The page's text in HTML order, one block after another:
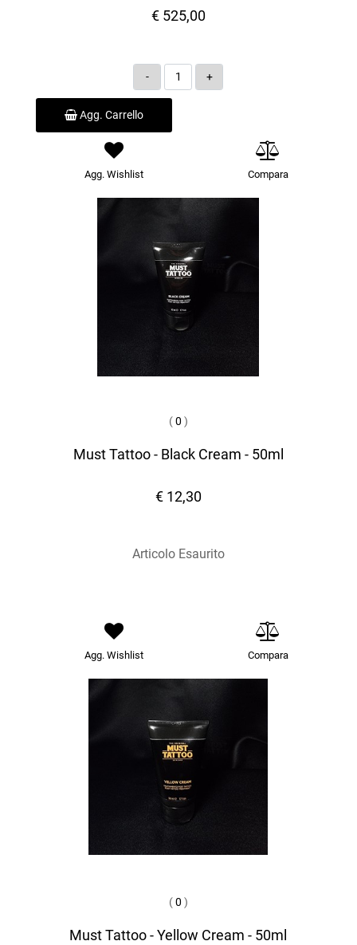
€ 525,00
Quantità
Agg. Carrello
Agg. Wishlist Compara
(0 )
Must Tattoo - Black Cream - 50ml
€ 12,30
Articolo Esaurito
Agg. Wishlist Compara
(0 )
Must Tattoo - Yellow Cream - 50ml